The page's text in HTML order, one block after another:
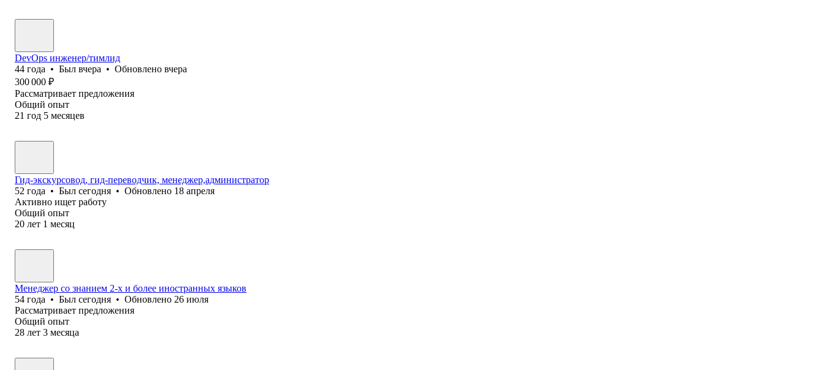
DevOps инженер/тимлид
44 года • Был вчера • Обновлено вчера
300 000 ₽
Рассматривает предложения
Общий опыт
21 год 5 месяцев
Гид-экскурсовод, гид-переводчик, менеджер,администратор
52 года • Был сегодня • Обновлено 18 апреля
Активно ищет работу
Общий опыт
20 лет 1 месяц
Менеджер со знанием 2-х и более иностранных языков
54 года • Был сегодня • Обновлено 26 июля
Рассматривает предложения
Общий опыт
28 лет 3 месяца